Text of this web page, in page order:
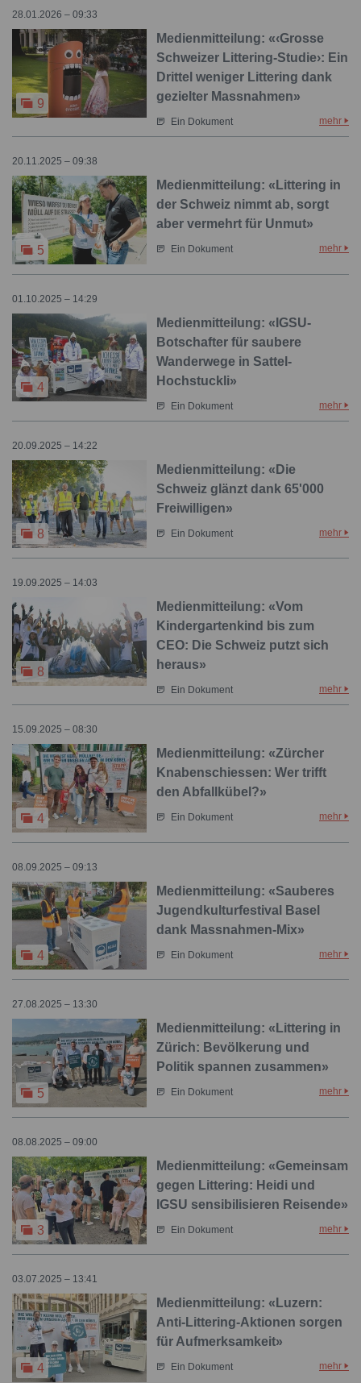
28.01.2026 – 09:33
9
Medienmitteilung: «‹Grosse
Schweizer Littering-Studie›: Ein
Drittel weniger Littering dank
gezielter Massnahmen»
Ein Dokument mehr
20.11.2025 – 09:38
5
Medienmitteilung: «Littering in
der Schweiz nimmt ab, sorgt
aber vermehrt für Unmut»
Ein Dokument mehr
01.10.2025 – 14:29
4
Medienmitteilung: «IGSU-
Botschafter für saubere
Wanderwege in Sattel-
Hochstuckli»
Ein Dokument mehr
20.09.2025 – 14:22
8
Medienmitteilung: «Die
Schweiz glänzt dank 65'000
Freiwilligen»
Ein Dokument mehr
19.09.2025 – 14:03
8
Medienmitteilung: «Vom
Kindergartenkind bis zum
CEO: Die Schweiz putzt sich
heraus»
Ein Dokument mehr
15.09.2025 – 08:30
4
Medienmitteilung: «Zürcher
Knabenschiessen: Wer trifft
den Abfallkübel?»
Ein Dokument mehr
08.09.2025 – 09:13
4
Medienmitteilung: «Sauberes
Jugendkulturfestival Basel
dank Massnahmen-Mix»
Ein Dokument mehr
27.08.2025 – 13:30
5
Medienmitteilung: «Littering in
Zürich: Bevölkerung und
Politik spannen zusammen»
Ein Dokument mehr
08.08.2025 – 09:00
3
Medienmitteilung: «Gemeinsam
gegen Littering: Heidi und
IGSU sensibilisieren Reisende»
Ein Dokument mehr
03.07.2025 – 13:41
4
Medienmitteilung: «Luzern:
Anti-Littering-Aktionen sorgen
für Aufmerksamkeit»
Ein Dokument mehr